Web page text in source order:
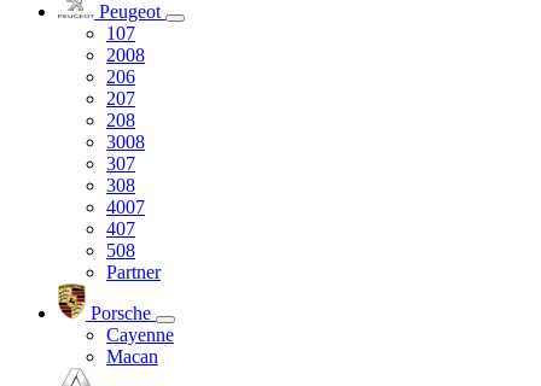
Peugeot
107
2008
206
207
208
3008
307
308
4007
407
508
Partner
Porsche
Cayenne
Macan